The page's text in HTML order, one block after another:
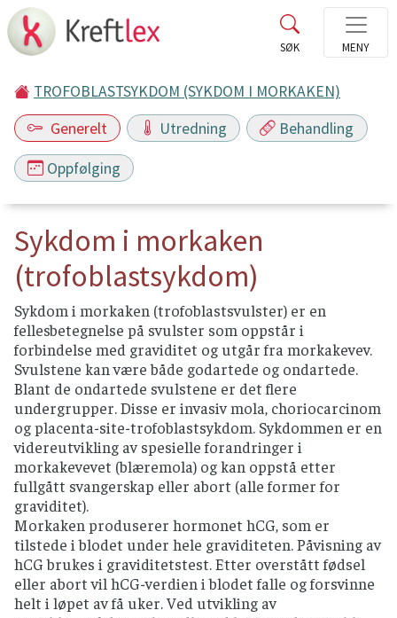
TROFOBLASTSYKDOM (SYKDOM I MORKAKEN)
Generelt
Utredning Behandling
Oppfølging
Sykdom i morkaken
(trofoblastsykdom)
Sykdom i morkaken (trofoblastsvulster) er en
fellesbetegnelse på svulster som oppstår i
forbindelse med graviditet og utgår fra morkakevev.
Svulstene kan være både godartede og ondartede.
Blant de ondartede svulstene er det flere
undergrupper. Disse er invasiv mola, choriocarcinom
og placenta-site-trofoblastsykdom. Sykdommen er en
videreutvikling av spesielle forandringer i
morkakevevet (blæremola) og kan oppstå etter
fullgått svangerskap eller abort (alle former for
graviditet).
Morkaken produserer hormonet hCG, som er
tilstede i blodet under hele graviditeten. Påvisning av
hCG brukes i graviditetstest. Etter overstått fødsel
eller abort vil hCG-verdien i blodet falle og forsvinne
helt i løpet av få uker. Ved utvikling av